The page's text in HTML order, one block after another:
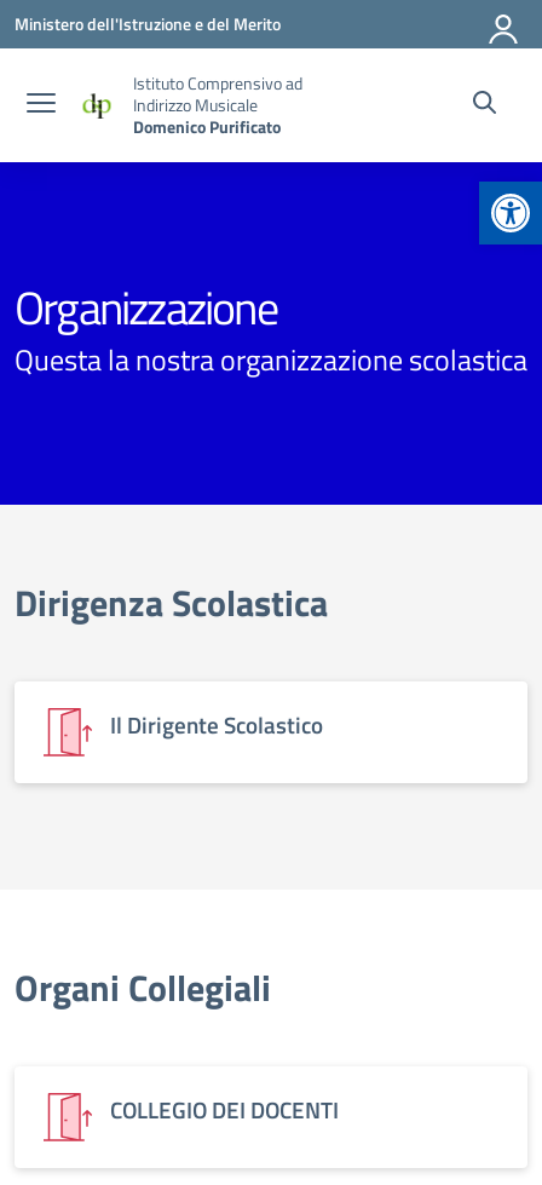
Vai ai contenuti
Vai al menu di navigazione
Vai al footer
Ministero dell'Istruzione e del Merito
Istituto Comprensivo ad
Indirizzo Musicale
Domenico Purificato
Organizzazione
Questa la nostra organizzazione scolastica
elenco degli organi
Dirigenza Scolastica
Il Dirigente Scolastico
Organi Collegiali
COLLEGIO DEI DOCENTI